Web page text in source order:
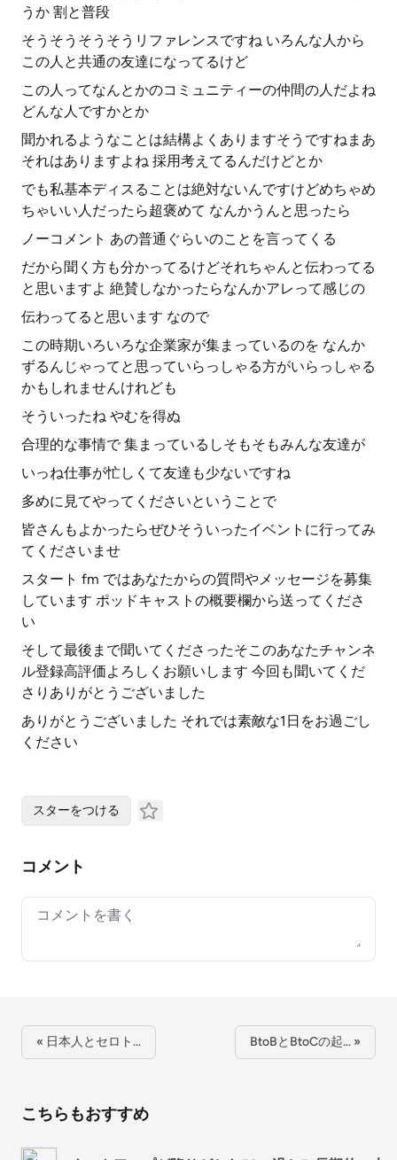
うか 割と普段
そうそうそうそうリファレンスですね いろんな人から
この人と共通の友達になってるけど
この人ってなんとかのコミュニティーの仲間の人だよね
どんな人ですかとか
聞かれるようなことは結構よくありますそうですねまあ
それはありますよね 採用考えてるんだけどとか
でも私基本ディスることは絶対ないんですけどめちゃめ
ちゃいい人だったら超褒めて なんかうんと思ったら
ノーコメント あの普通ぐらいのことを言ってくる
だから聞く方も分かってるけどそれちゃんと伝わってる
と思いますよ 絶賛しなかったらなんかアレって感じの
伝わってると思います なので
この時期いろいろな企業家が集まっているのを なんか
ずるんじゃってと思っていらっしゃる方がいらっしゃる
かもしれませんけれども
そういったね やむを得ぬ
合理的な事情で 集まっているしそもそもみんな友達が
いっね仕事が忙しくて友達も少ないですね
多めに見てやってくださいということで
皆さんもよかったらぜひそういったイベントに行ってみ
てくださいませ
スタート fm ではあなたからの質問やメッセージを募集
しています ポッドキャストの概要欄から送ってくださ
い
そして最後まで聞いてくださったそこのあなたチャンネ
ル登録高評価よろしくお願いします 今回も聞いてくだ
さりありがとうございました
ありがとうございました それでは素敵な1日をお過ごし
ください
スターをつける
コメント
Your comment
« 日本人とセロト… BtoBとBtoCの起… »
こちらもおすすめ